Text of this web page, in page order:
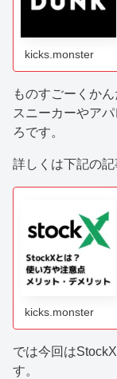
kicks.monster
ものすごーくか
スニーカーやア
ろです。
詳しくは下記の
kicks.monster
では今回は
す。